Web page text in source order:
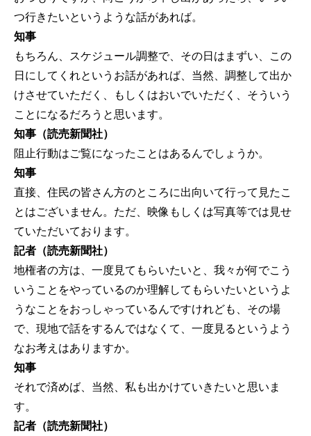
つ行きたいというような話があれば。
知事
もちろん、スケジュール調整で、その日はまずい、この
日にしてくれというお話があれば、当然、調整して出か
けさせていただく、もしくはおいでいただく、そういう
ことになるだろうと思います。
知事（読売新聞社）
阻止行動はご覧になったことはあるんでしょうか。
知事
直接、住民の皆さん方のところに出向いて行って見たこ
とはございません。ただ、映像もしくは写真等では見せ
ていただいております。
記者（読売新聞社）
地権者の方は、一度見てもらいたいと、我々が何でこう
いうことをやっているのか理解してもらいたいというよ
うなことをおっしゃっているんですけれども、その場
で、現地で話をするんではなくて、一度見るというよう
なお考えはありますか。
知事
それで済めば、当然、私も出かけていきたいと思いま
す。
記者（読売新聞社）